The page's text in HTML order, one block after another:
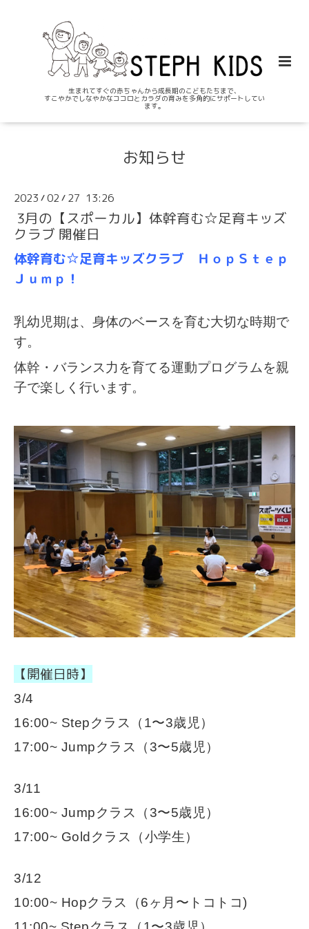
生まれてすぐの赤ちゃんから成長期のこどもたちまで、
すこやかでしなやかなココロとカラダの育みを多角的にサポートしてい
ます。
お知らせ
2023 /02 / 27 13:26
3月の【スポーカル】体幹育む☆足育キッズ
クラブ 開催日
体幹育む☆足育キッズクラブ ＨｏｐＳｔｅｐ
Ｊｕｍｐ！
乳幼児期は、身体のベースを育む大切な時期で
す。
体幹・バランス力を育てる運動プログラムを親
子で楽しく行います。
【開催日時】
3/4
16:00~ Stepクラス（1〜3歳児）
17:00~ Jumpクラス（3〜5歳児）
3/11
16:00~ Jumpクラス（3〜5歳児）
17:00~ Goldクラス（小学生）
3/12
10:00~ Hopクラス（6ヶ月〜トコトコ)